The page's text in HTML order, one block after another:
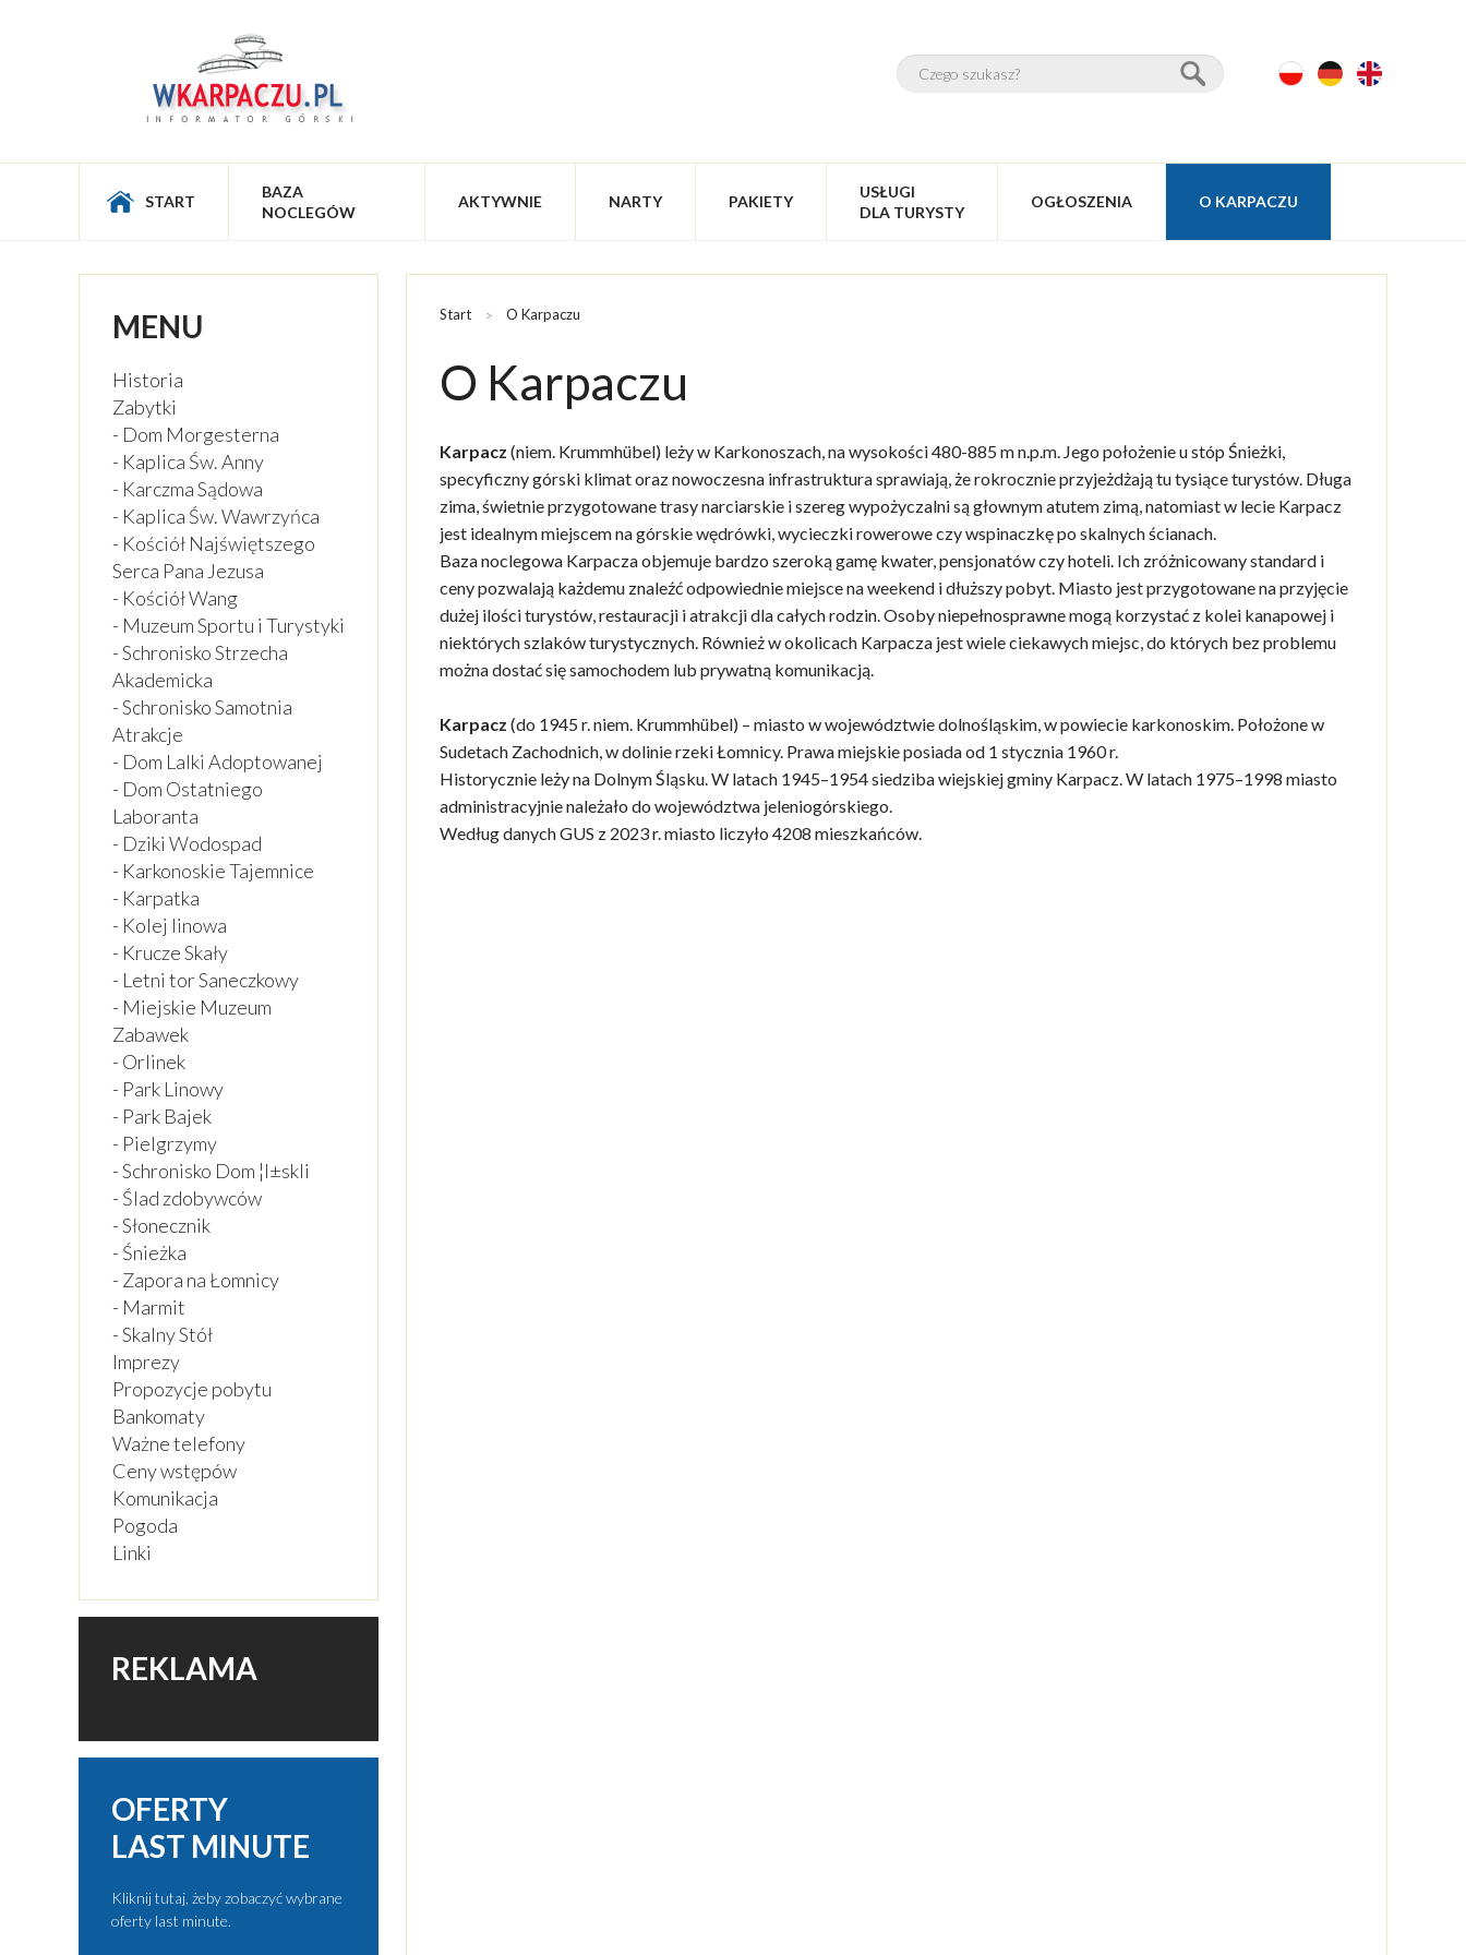
START
BAZA
NOCLEGÓW
AKTYWNIE NARTY PAKIETY
USŁUGI
DLA TURYSTY
OGŁOSZENIA O KARPACZU
Start O Karpaczu
O Karpaczu
Karpacz (niem. Krummhübel) leży w Karkonoszach, na wysokości 480-885 m n.p.m. Jego położenie u stóp Śnieżki,
specyficzny górski klimat oraz nowoczesna infrastruktura sprawiają, że rokrocznie przyjeżdżają tu tysiące turystów. Długa
zima, świetnie przygotowane trasy narciarskie i szereg wypożyczalni są głownym atutem zimą, natomiast w lecie Karpacz
jest idealnym miejscem na górskie wędrówki, wycieczki rowerowe czy wspinaczkę po skalnych ścianach.
Baza noclegowa Karpacza objemuje bardzo szeroką gamę kwater, pensjonatów czy hoteli. Ich zróżnicowany standard i
ceny pozwalają każdemu znaleźć odpowiednie miejsce na weekend i dłuższy pobyt. Miasto jest przygotowane na przyjęcie
dużej ilości turystów, restauracji i atrakcji dla całych rodzin. Osoby niepełnosprawne mogą korzystać z kolei kanapowej i
niektórych szlaków turystycznych. Również w okolicach Karpacza jest wiele ciekawych miejsc, do których bez problemu
można dostać się samochodem lub prywatną komunikacją.
Karpacz (do 1945 r. niem. Krummhübel) – miasto w województwie dolnośląskim, w powiecie karkonoskim. Położone w
Sudetach Zachodnich, w dolinie rzeki Łomnicy. Prawa miejskie posiada od 1 stycznia 1960 r.
Historycznie leży na Dolnym Śląsku. W latach 1945–1954 siedziba wiejskiej gminy Karpacz. W latach 1975–1998 miasto
administracyjnie należało do województwa jeleniogórskiego.
Według danych GUS z 2023 r. miasto liczyło 4208 mieszkańców.
MENU
Historia
Zabytki
- Dom Morgesterna
- Kaplica Św. Anny
- Karczma Sądowa
- Kaplica Św. Wawrzyńca
- Kościół Najświętszego
Serca Pana Jezusa
- Kościół Wang
- Muzeum Sportu i Turystyki
- Schronisko Strzecha
Akademicka
- Schronisko Samotnia
Atrakcje
- Dom Lalki Adoptowanej
- Dom Ostatniego
Laboranta
- Dziki Wodospad
- Karkonoskie Tajemnice
- Karpatka
- Kolej linowa
- Krucze Skały
- Letni tor Saneczkowy
- Miejskie Muzeum
Zabawek
- Orlinek
- Park Linowy
- Park Bajek
- Pielgrzymy
- Schronisko Dom ¦l±skli
- Ślad zdobywców
- Słonecznik
- Śnieżka
- Zapora na Łomnicy
- Marmit
- Skalny Stół
Imprezy
Propozycje pobytu
Bankomaty
Ważne telefony
Ceny wstępów
Komunikacja
Pogoda
Linki
REKLAMA
OFERTY
LAST MINUTE
Kliknij tutaj, żeby zobaczyć wybrane
oferty last minute.